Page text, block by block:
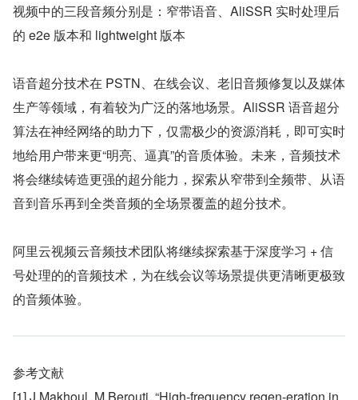
视频中的三段音频分别是：窄带语音、AliSSR 实时处理后
的 e2e 版本和 lightweight 版本
语音超分技术在 PSTN、在线会议、老旧音频修复以及媒体
生产等领域，有着较为广泛的落地场景。AliSSR 语音超分
算法在神经网络的助力下，仅需极少的资源消耗，即可实时
地给用户带来更“明亮、逼真”的音质体验。未来，音频技术
将会继续铸造更强的超分能力，探索从窄带到全频带、从语
音到音乐再到全类音频的全场景覆盖的超分技术。
阿里云视频云音频技术团队将继续探索基于深度学习 + 信
号处理的的音频技术，为在线会议等场景提供更清晰更极致
的音频体验。
参考文献
[1] J.Makhoul, M.Berouti, “High-frequency regen-eration in